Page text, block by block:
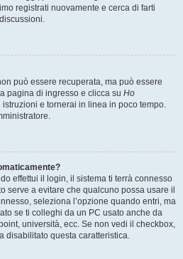
registrati nuovamente e cerca di farti
può essere recuperata, ma può essere
pagina di ingresso e clicca su Ho
istruzioni e tornerai in linea in poco tempo.
effettui il login, il sistema ti terrà connesso
serve a evitare che qualcuno possa usare il
seleziona l’opzione quando entri, ma
se ti colleghi da un PC usato anche da
università, ecc. Se non vedi il checkbox,
disabilitato questa caratteristica.